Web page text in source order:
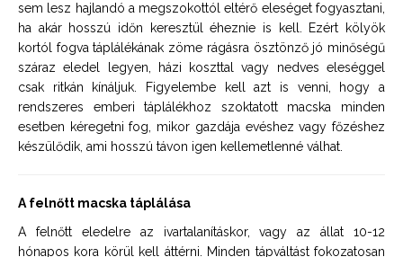
sem lesz hajlandó a megszokottól eltérő eleséget fogyasztani,
ha akár hosszú időn keresztül éheznie is kell. Ezért kölyök
kortól fogva táplálékának zöme rágásra ösztönző jó minőségű
száraz eledel legyen, házi koszttal vagy nedves eleséggel
csak ritkán kínáljuk. Figyelembe kell azt is venni, hogy a
rendszeres emberi táplálékhoz szoktatott macska minden
esetben kéregetni fog, mikor gazdája evéshez vagy főzéshez
készülődik, ami hosszú távon igen kellemetlenné válhat.
A felnőtt macska táplálása
A felnőtt eledelre az ivartalanításkor, vagy az állat 10-12
hónapos kora körül kell áttérni. Minden tápváltást fokozatosan